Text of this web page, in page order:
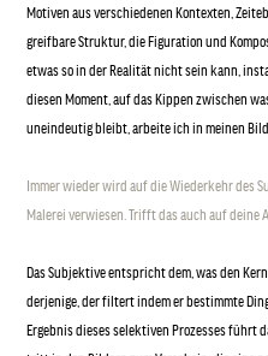
Motiven aus verschiedenen Kontexten,
greifbare Struktur, die Figuration und
etwas so in der Realität nicht sein kann,
diesen Moment, auf das Kippen zwischen
uneindeutig bleibt, arbeite ich in meinen
Immer wieder wird auf die Wiederkehr des
Malerei verwiesen. Trifft das auch auf deine
Das Subjektive entspricht dem, was den
derjenige, der filtert indem er bestimmte
Ergebnis dieses selektiven Prozesses führt